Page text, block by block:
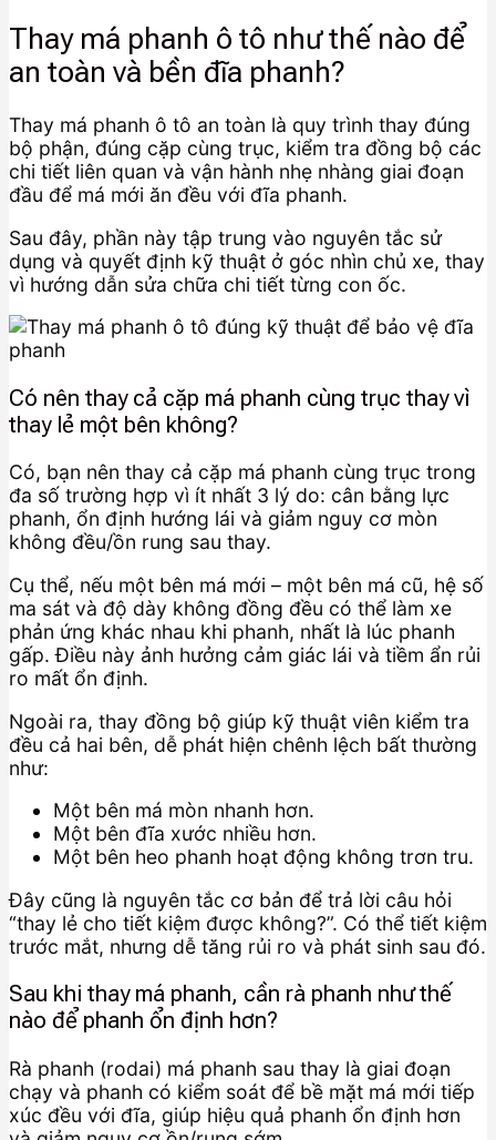
Thay má phanh ô tô như thế nào để
an toàn và bền đĩa phanh?
Thay má phanh ô tô an toàn là quy trình thay đúng
bộ phận, đúng cặp cùng trục, kiểm tra đồng bộ các
chi tiết liên quan và vận hành nhẹ nhàng giai đoạn
đầu để má mới ăn đều với đĩa phanh.
Sau đây, phần này tập trung vào nguyên tắc sử
dụng và quyết định kỹ thuật ở góc nhìn chủ xe, thay
vì hướng dẫn sửa chữa chi tiết từng con ốc.
Có nên thay cả cặp má phanh cùng trục thay vì
thay lẻ một bên không?
Có, bạn nên thay cả cặp má phanh cùng trục trong
đa số trường hợp vì ít nhất 3 lý do: cân bằng lực
phanh, ổn định hướng lái và giảm nguy cơ mòn
không đều/ồn rung sau thay.
Cụ thể, nếu một bên má mới – một bên má cũ, hệ số
ma sát và độ dày không đồng đều có thể làm xe
phản ứng khác nhau khi phanh, nhất là lúc phanh
gấp. Điều này ảnh hưởng cảm giác lái và tiềm ẩn rủi
ro mất ổn định.
Ngoài ra, thay đồng bộ giúp kỹ thuật viên kiểm tra
đều cả hai bên, dễ phát hiện chênh lệch bất thường
như:
Một bên má mòn nhanh hơn.
Một bên đĩa xước nhiều hơn.
Một bên heo phanh hoạt động không trơn tru.
Đây cũng là nguyên tắc cơ bản để trả lời câu hỏi
“thay lẻ cho tiết kiệm được không?”. Có thể tiết kiệm
trước mắt, nhưng dễ tăng rủi ro và phát sinh sau đó.
Sau khi thay má phanh, cần rà phanh như thế
nào để phanh ổn định hơn?
Rà phanh (rodai) má phanh sau thay là giai đoạn
chạy và phanh có kiểm soát để bề mặt má mới tiếp
xúc đều với đĩa, giúp hiệu quả phanh ổn định hơn